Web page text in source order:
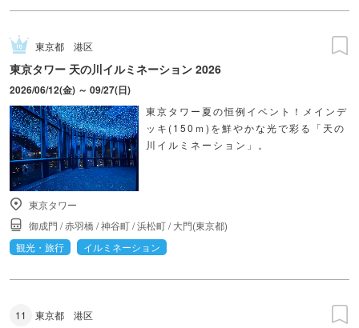
東京都 港区
東京タワー 天の川イルミネーション 2026
2026/06/12(金) ～ 09/27(日)
東京タワー夏の恒例イベント！メインデ
ッキ(150ｍ)を鮮やかな光で彩る「天の
川イルミネーション」。
東京タワー
御成門 /赤羽橋/神谷町/浜松町/大門(東京都)
観光・旅行
イルミネーション
11 東京都 港区